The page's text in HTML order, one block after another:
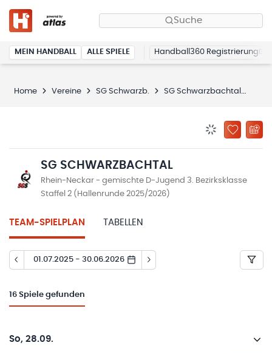
Suche
MEIN HANDBALL ALLE SPIELE Handball360 Registrierung
Home Vereine SG Schwarzb. SG Schwarzbachtal
ZU
SG SCHWARZBACHTAL
Rhein-Neckar - gemischte D-Jugend 3. Bezirksklasse
Staffel 2 (Hallenrunde 2025/2026)
TEAM-SPIELPLAN TABELLEN
01.07.2025 - 30.06.2026
16 Spiele gefunden
So, 28.09.